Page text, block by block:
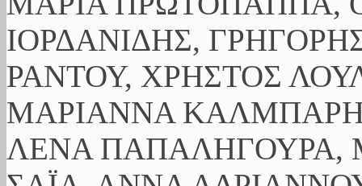
ΙΟΡΔΑΝΙΔΗΣ,
ΡΑΝΤΟΥ, ΧΡΗΣΤΟΣ
ΜΑΡΙΑΝΝΑ
ΛΕΝΑ ΠΑΠΑΛΗΓΟΥΡΑ,